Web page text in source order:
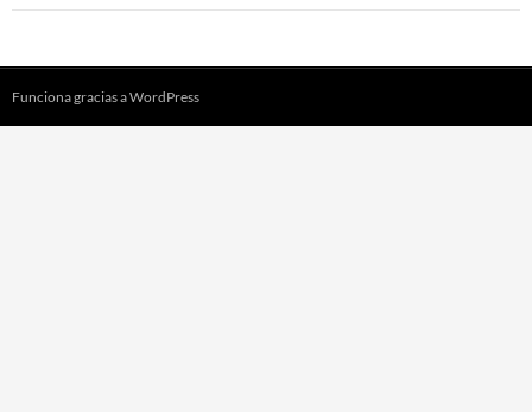
Funciona gracias a WordPress